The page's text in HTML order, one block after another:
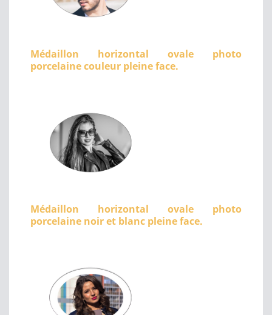
Médaillon horizontal ovale photo
porcelaine couleur pleine face.
Médaillon horizontal ovale photo
porcelaine noir et blanc pleine face.